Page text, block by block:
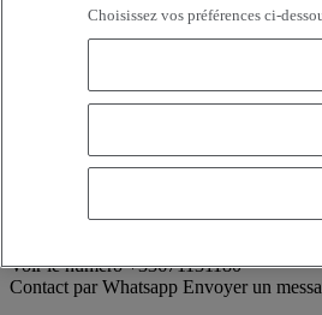
LITTORAL VI SAINT-MARTIN-
03 21 10 05 60
Léopold Coquidé
Voir le numéro+33671131180
Contact par Whatsapp Envoyer un
Choisissez vos préférences ci-